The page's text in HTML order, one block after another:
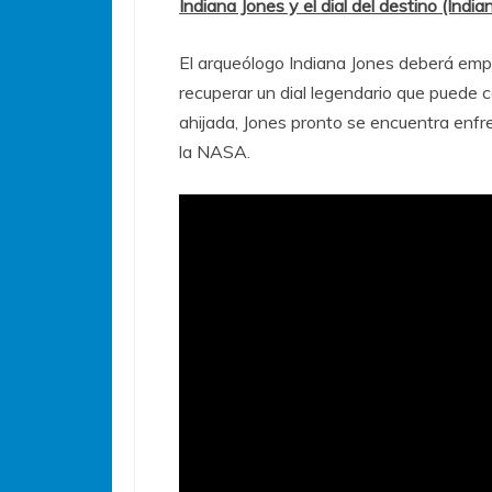
Indiana Jones y el dial del destino
El arqueólogo Indiana Jones deberá
recuperar un dial legendario que puede
ahijada, Jones pronto se encuentra
la NASA.